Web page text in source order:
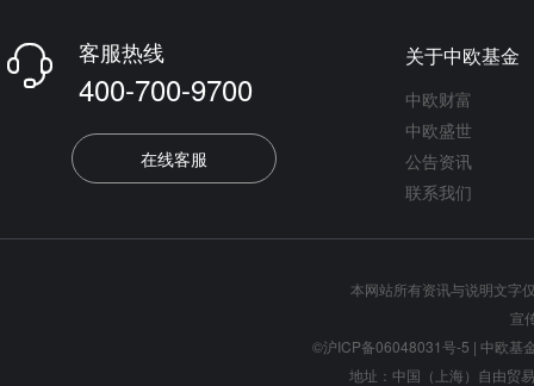
 客服热线
400-700-9700
在线客服
关于中欧基金
中欧财富
中欧盛世
公告资讯
联系我们
本网站所有资讯与说明文字
宣
©沪ICP备06048031号-5 | 中欧基
地址：中国（上海）自由贸